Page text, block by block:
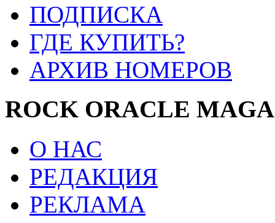
ПОДПИСКА
ГДЕ КУПИТЬ?
АРХИВ НОМЕРОВ
ROCK ORACLE
О НАС
РЕДАКЦИЯ
РЕКЛАМА